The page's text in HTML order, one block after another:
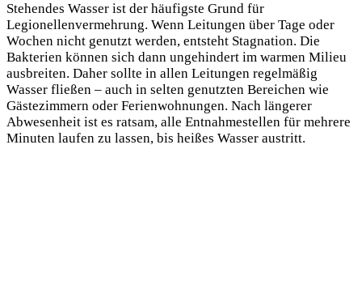
Stehendes Wasser ist der häufigste Grund für
Legionellenvermehrung. Wenn Leitungen über Tage oder
Wochen nicht genutzt werden, entsteht Stagnation. Die
Bakterien können sich dann ungehindert im warmen Milieu
ausbreiten. Daher sollte in allen Leitungen regelmäßig
Wasser fließen – auch in selten genutzten Bereichen wie
Gästezimmern oder Ferienwohnungen. Nach längerer
Abwesenheit ist es ratsam, alle Entnahmestellen für mehrere
Minuten laufen zu lassen, bis heißes Wasser austritt.